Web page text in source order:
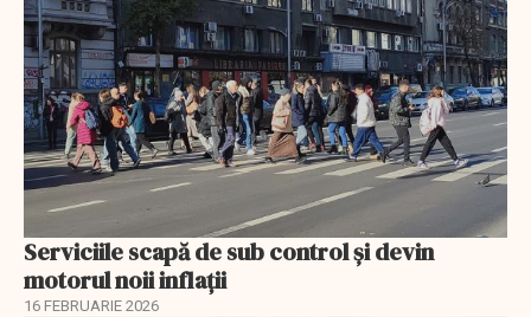
Serviciile scapă de sub control și devin
motorul noii inflații
16 FEBRUARIE 2026